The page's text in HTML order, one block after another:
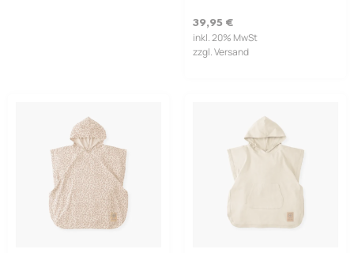
39,95 €
inkl. 20% MwSt
zzgl. Versand